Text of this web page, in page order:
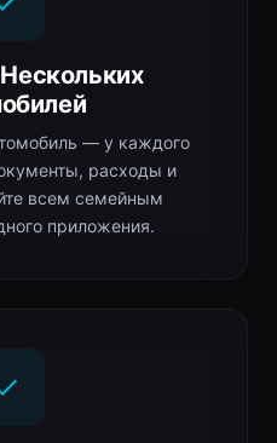
— у каждого
расходы и
всем семейным
приложения.